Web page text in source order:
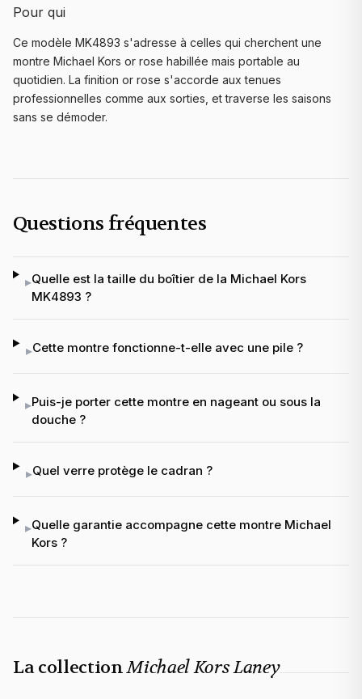
Pour qui
Ce modèle MK4893 s'adresse à celles qui cherchent une
montre Michael Kors or rose habillée mais portable au
quotidien. La finition or rose s'accorde aux tenues
professionnelles comme aux sorties, et traverse les saisons
sans se démoder.
Questions fréquentes
▸Quelle est la taille du boîtier de la Michael Kors
MK4893 ?
▸Cette montre fonctionne-t-elle avec une pile ?
▸Puis-je porter cette montre en nageant ou sous la
douche ?
▸Quel verre protège le cadran ?
▸Quelle garantie accompagne cette montre Michael
Kors ?
La collectionMichael Kors Laney